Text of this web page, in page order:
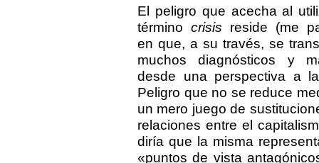
El peligro que acecha al
término crisis reside (me
en que, a su través, se
muchos diagnósticos y
desde una perspectiva a
Peligro que no se reduce
un mero juego de
relaciones entre el
diría que la misma
«puntos de vista